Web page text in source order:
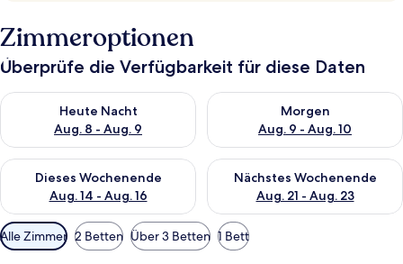
Zimmeroptionen
Überprüfe die Verfügbarkeit für diese Daten
Heute Nacht
Aug. 8 - Aug. 9
Überprüfe die Verfügbarkeit für heute Nacht, Aug. 8 - Aug. 9.
Morgen
Aug. 9 - Aug. 10
Überprüfe die Verfügbarkeit
Dieses Wochenende
Aug. 14 - Aug. 16
Überprüfe die Verfügbarkeit für dieses Wochenende, Aug. 14
Nächstes Wochenende
Aug. 21 - Aug. 23
Überprüfe die Verfügbarkeit
Verfügbare
Filter
Alle Zimmer 2 Betten Über 3 Betten 1 Bett